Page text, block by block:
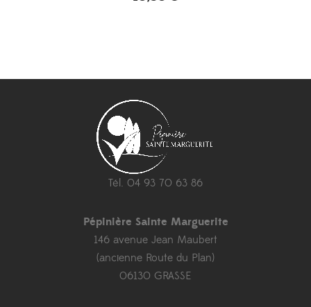
Tél. 04 93 70 63 86
Pépinière Sainte Marguerite
146 avenue Jean Maubert
(ancienne Route du Plan)
06130 GRASSE